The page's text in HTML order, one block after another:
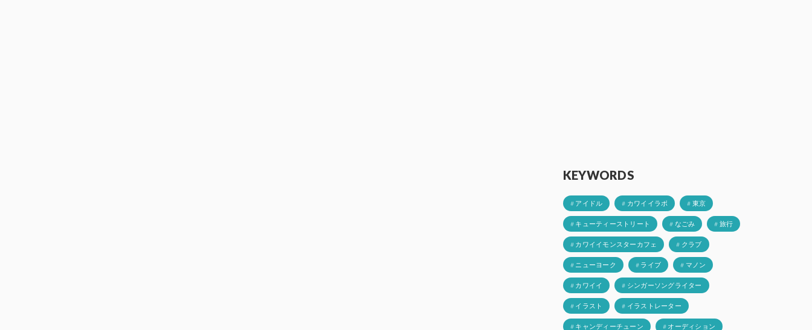
KEYWORDS
# アイドル # カワイイラボ # 東京
# キューティーストリート # なごみ # 旅行
# カワイイモンスターカフェ # クラブ
# ニューヨーク # ライブ # マノン
# カワイイ # シンガーソングライター
# イラスト # イラストレーター
# キャンディーチューン # オーディション